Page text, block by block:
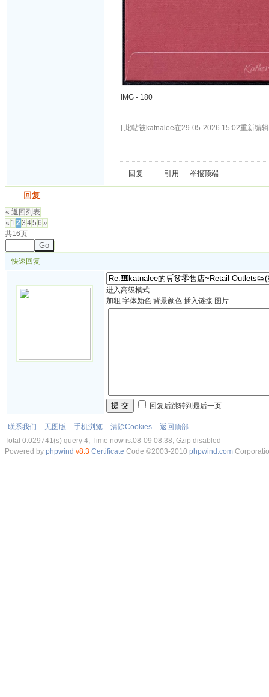
IMG - 180
[ 此帖被katnalee在29-05-2026 15:02重新编
回复 引用 举报顶端
回复
« 返回列表
« 1 23 45 6 »
共16页
Go
快速回复
进入高级模式
加粗 字体颜色 背景颜色 插入链接 图片
提 交 回复后跳转到最后一页
联系我们 无图版 手机浏览 清除Cookies
返回顶部
Total 0.029741(s) query 4, Time now is:08-09 08:38, Gzip disabled
Powered by phpwind v8.3 Certificate Code ©2003-2010 phpwind.com